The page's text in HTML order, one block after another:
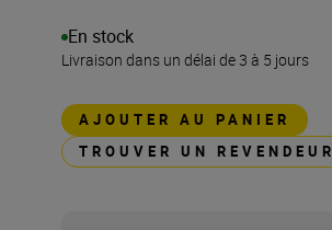
En stock
Livraison dans un délai de 3 à 5 jours
AJOUTER AU PANIER
TROUVER UN REVENDEUR